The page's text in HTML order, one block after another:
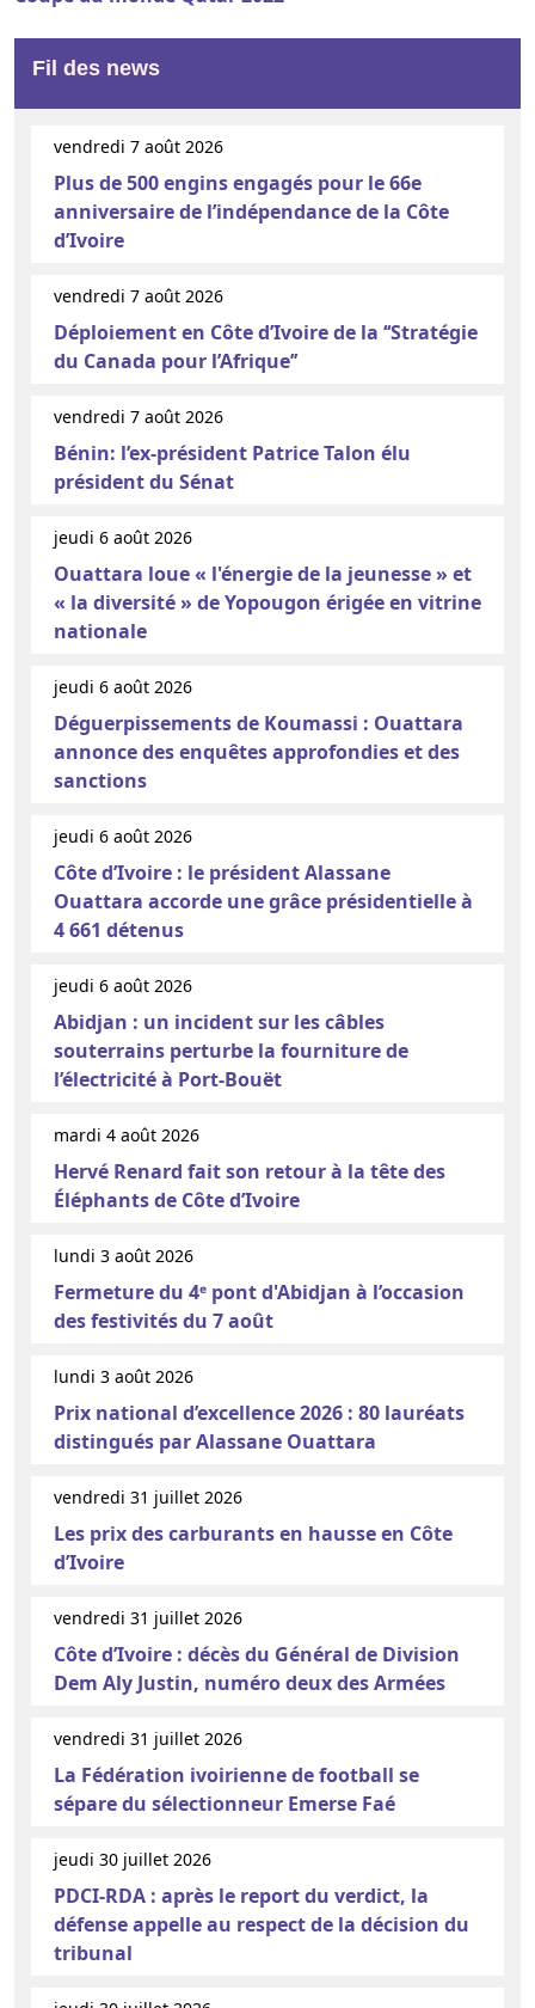
Fil des news
vendredi 7 août 2026
Plus de 500 engins engagés pour le 66e
anniversaire de l’indépendance de la Côte
d’Ivoire
vendredi 7 août 2026
Déploiement en Côte d’Ivoire de la ‘‘Stratégie
du Canada pour l’Afrique’’
vendredi 7 août 2026
Bénin: l’ex-président Patrice Talon élu
président du Sénat
jeudi 6 août 2026
Ouattara loue « l'énergie de la jeunesse » et
« la diversité » de Yopougon érigée en vitrine
nationale
jeudi 6 août 2026
Déguerpissements de Koumassi : Ouattara
annonce des enquêtes approfondies et des
sanctions
jeudi 6 août 2026
Côte d’Ivoire : le président Alassane
Ouattara accorde une grâce présidentielle à
4 661 détenus
jeudi 6 août 2026
Abidjan : un incident sur les câbles
souterrains perturbe la fourniture de
l’électricité à Port-Bouët
mardi 4 août 2026
Hervé Renard fait son retour à la tête des
Éléphants de Côte d’Ivoire
lundi 3 août 2026
Fermeture du 4ᵉ pont d'Abidjan à l’occasion
des festivités du 7 août
lundi 3 août 2026
Prix national d’excellence 2026 : 80 lauréats
distingués par Alassane Ouattara
vendredi 31 juillet 2026
Les prix des carburants en hausse en Côte
d’Ivoire
vendredi 31 juillet 2026
Côte d’Ivoire : décès du Général de Division
Dem Aly Justin, numéro deux des Armées
vendredi 31 juillet 2026
La Fédération ivoirienne de football se
sépare du sélectionneur Emerse Faé
jeudi 30 juillet 2026
PDCI-RDA : après le report du verdict, la
défense appelle au respect de la décision du
tribunal